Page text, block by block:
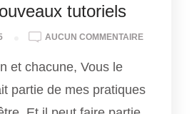
tutoriels
AUCUN COMMENTAIREWAFF
RESTER
et chacune, Vous le
partie de mes pratiques